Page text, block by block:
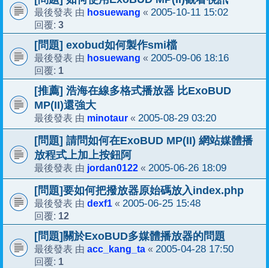
最後發表 由 hosuewang « 2005-10-11 15:02
回覆: 3
[問題] exobud如何製作smi檔
最後發表 由 hosuewang « 2005-09-06 18:16
回覆: 1
[推薦] 浩海在線多格式播放器 比ExoBUD
MP(II)還強大
最後發表 由 minotaur « 2005-08-29 03:20
[問題] 請問如何在ExoBUD MP(II) 網站媒體播
放程式上加上按鈕阿
最後發表 由 jordan0122 « 2005-06-26 18:09
[問題]要如何把撥放器原始碼放入index.php
最後發表 由 dexf1 « 2005-06-25 15:48
回覆: 12
[問題]關於ExoBUD多媒體播放器的問題
最後發表 由 acc_kang_ta « 2005-04-28 17:50
回覆: 1